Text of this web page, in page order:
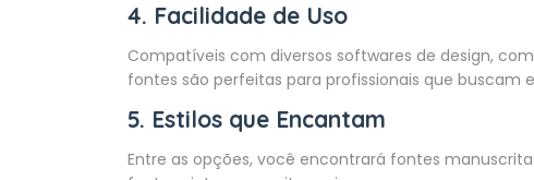
4. Facilidade de Uso
Compatíveis com diversos softwares de design,
fontes são perfeitas para profissionais que buscam
5. Estilos que Encantam
Entre as opções, você encontrará fontes